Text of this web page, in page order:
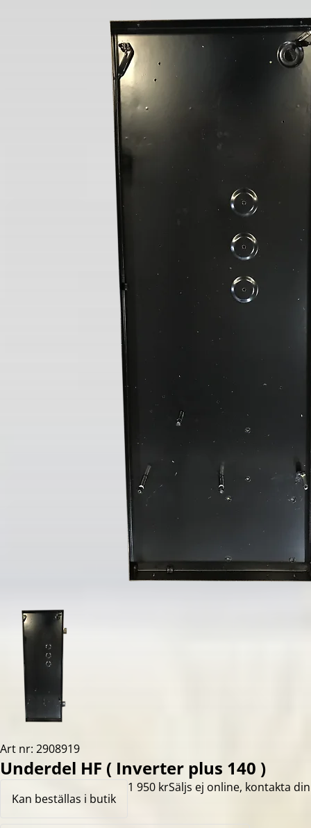
Art nr: 2908919
Underdel HF ( Inverter plus 140 )
Kan beställas i butik
1 950 krSäljs ej online, kontakta